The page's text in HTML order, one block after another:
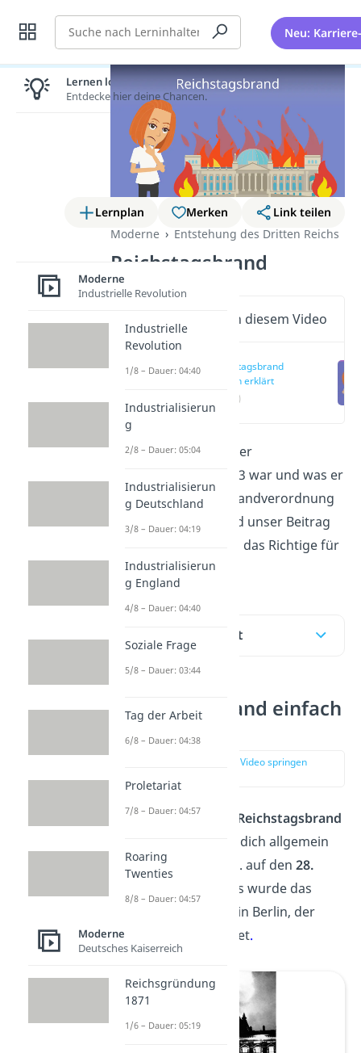
Suche Neu:
Lernplan Merken
Link teilen
Moderne
Entstehung des Dritten Reichs
Reichstagsbrand
Wichtige Inhalte in diesem Video
Reichstagsbrand
einfach erklärt
(00:13)
Du fragst dich, was der
Reichstagsbrand 1933 war und was er
mit der Reichstagsbrandverordnung
zu tun hat? Dann sind unser Beitrag
genau das Richtige für
dich.
Inhaltsübersicht
Reichstagsbrand einfach
erklärt
zur Stelle im Video springen
Wenn du heute vom
Reichstagsbrand
sprichst, beziehst du dich allgemein
auf die Nacht vom 27. auf den 28.
. Damals wurde das
Parlamentsgebäude in Berlin, der
Reichstag, angezündet.
Lernen lohnt sich!
Entdecke hier deine Chancen.
Moderne
Industrielle Revolution
Industrielle
Revolution
1/8 – Dauer: 04:40
Industrialisierun
g
2/8 – Dauer: 05:04
Industrialisierun
g Deutschland
3/8 – Dauer: 04:19
Industrialisierun
g England
4/8 – Dauer: 04:40
Soziale Frage
5/8 – Dauer: 03:44
Tag der Arbeit
6/8 – Dauer: 04:38
Proletariat
7/8 – Dauer: 04:57
Roaring
Twenties
8/8 – Dauer: 04:57
Moderne
Deutsches Kaiserreich
Reichsgründung
1871
1/6 – Dauer: 05:19